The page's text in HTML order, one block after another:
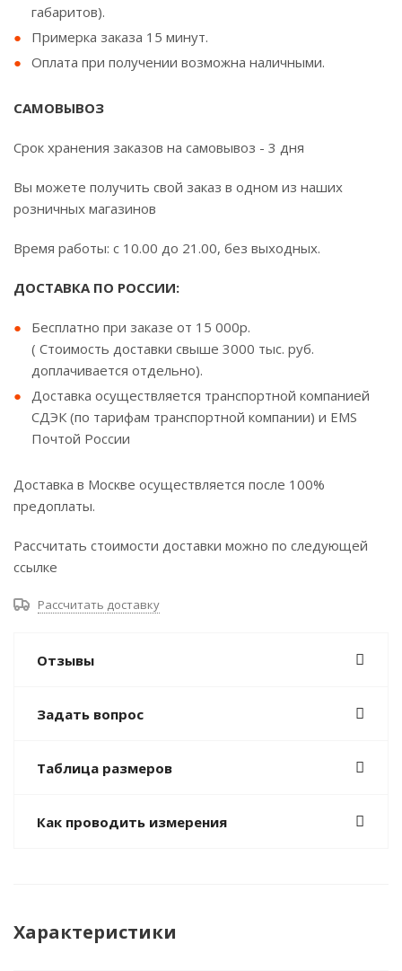
габаритов).
Примерка заказа 15 минут.
Оплата при получении возможна наличными.
САМОВЫВОЗ
Срок хранения заказов на самовывоз - 3 дня
Вы можете получить свой заказ в одном из наших
розничных магазинов
Время работы: с 10.00 до 21.00, без выходных.
ДОСТАВКА ПО РОССИИ:
Бесплатно при заказе от 15 000р.
( Стоимость доставки свыше 3000 тыс. руб.
доплачивается отдельно).
Доставка осуществляется транспортной компанией
СДЭК (по тарифам транспортной компании) и EMS
Почтой России
Доставка в Москве осуществляется после 100%
предоплаты.
Рассчитать стоимости доставки можно по следующей
ссылке
Рассчитать доставку
Отзывы
Задать вопрос
Таблица размеров
Как проводить измерения
Характеристики